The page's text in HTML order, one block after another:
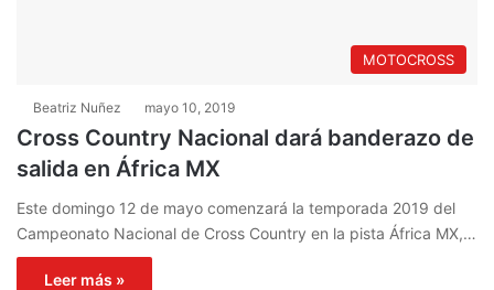
MOTOCROSS
Beatriz Nuñez mayo 10, 2019
Cross Country Nacional dará banderazo de
salida en África MX
Este domingo 12 de mayo comenzará la temporada 2019 del
Campeonato Nacional de Cross Country en la pista África MX,…
Leer más »